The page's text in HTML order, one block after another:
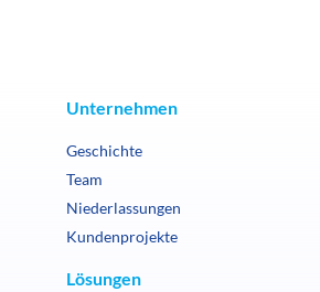
Unternehmen
Geschichte
Team
Niederlassungen
Kundenprojekte
Lösungen